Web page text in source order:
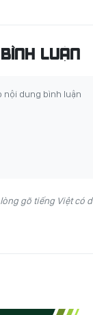
BÌNH LUẬN
gõ tiếng Việt có